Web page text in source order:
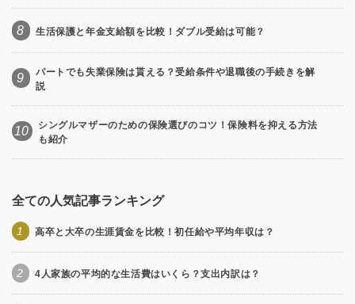
8 生活保護と年金支給額を比較！ダブル受給は可能？
9
パートでも失業保険は貰える？受給条件や退職後の手続きを解
説
10
シングルマザーのための保険選びのコツ！保険料を抑える方法
も紹介
全ての人気記事ランキング
1 高卒と大卒の生涯賃金を比較！初任給や平均年収は？
2 4人家族の平均的な生活費はいくら？支出内訳は？